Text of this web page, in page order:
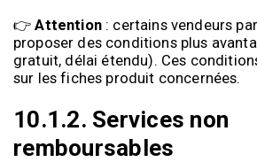
👉Attention: certains vendeurs
proposer des conditions plus
gratuit, délai étendu). Ces
sur les fiches produit concernées.
10.1.2. Services non
remboursables